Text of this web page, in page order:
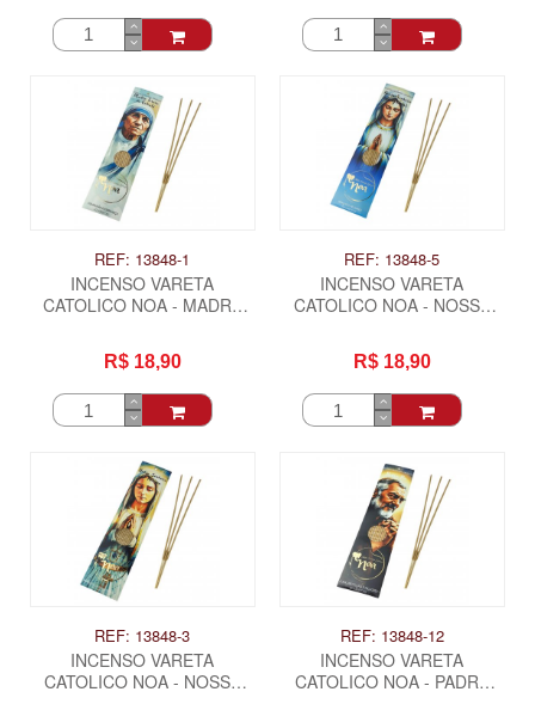
REF: 13848-1
INCENSO VARETA
CATOLICO NOA - MADRE
R$ 18,90
REF: 13848-5
INCENSO VARETA
CATOLICO NOA - NOSSA
R$ 18,90
REF: 13848-3
INCENSO VARETA
CATOLICO NOA - NOSSA
REF: 13848-12
INCENSO VARETA
CATOLICO NOA - PADRE